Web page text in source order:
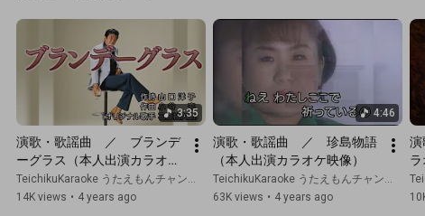
3:35
演歌・歌謡曲　／　ブランデ
ーグラス（本人出演カラオケ
映像）
TeichikuKaraoke うたえもんチャンネル
14K views • 4 years ago
4:46
演歌・歌謡曲　／　珍島物語
（本人出演カラオケ映像）
TeichikuKaraoke うたえもんチャンネル
63K views • 4 years ago
演
ラ